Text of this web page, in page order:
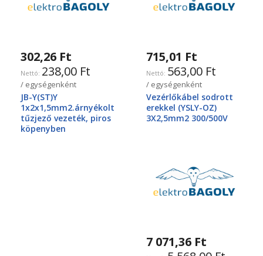
302,26 Ft
238,00 Ft
/ egységenként
JB-Y(ST)Y
1x2x1,5mm2.árnyékolt
tűzjező vezeték, piros
köpenyben
715,01 Ft
563,00 Ft
/ egységenként
Vezérlőkábel sodrott
erekkel (YSLY-OZ)
3X2,5mm2 300/500V
7 071,36 Ft